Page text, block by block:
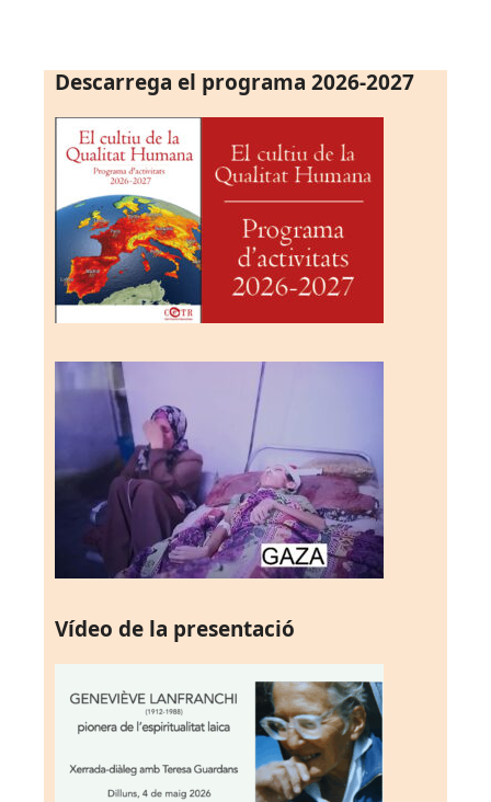
Descarrega el programa 2026-2027
Vídeo de la presentació